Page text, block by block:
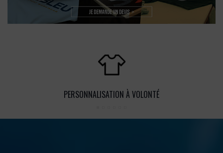
PERSONNALISATION À VOLONTÉ